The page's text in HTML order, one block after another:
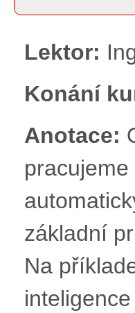
Lektor:
Konání
Anotace:
základní
Na